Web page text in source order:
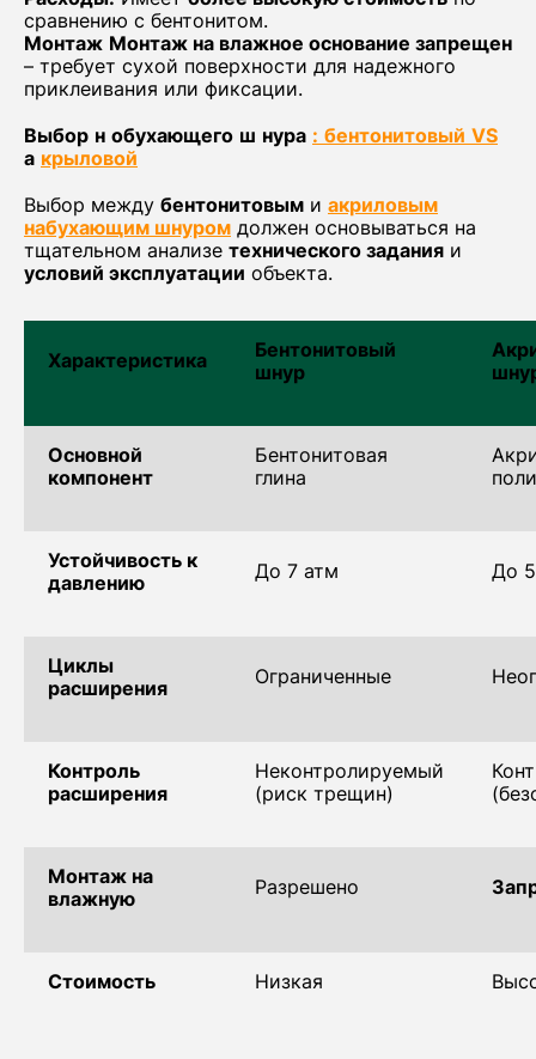
сравнению с бентонитом.
Монтаж Монтаж на влажное основание запрещен
– требует сухой поверхности для надежного
приклеивания или фиксации.
Выбор н обухающего ш нура : бентонитовый VS
а крыловой
Выбор между бентонитовым и акриловым
набухающим шнуром должен основываться на
тщательном анализе технического задания и
условий эксплуатации объекта.
Характеристика
Бентонитовый
шнур
Основной
компонент
Бентонитовая
глина
Устойчивость к
давлению
До 7 атм До
Циклы
расширения
Ограниченные
Контроль
расширения
Неконтролируемый
(риск трещин)
Монтаж на
влажную
Разрешено
Стоимость Низкая